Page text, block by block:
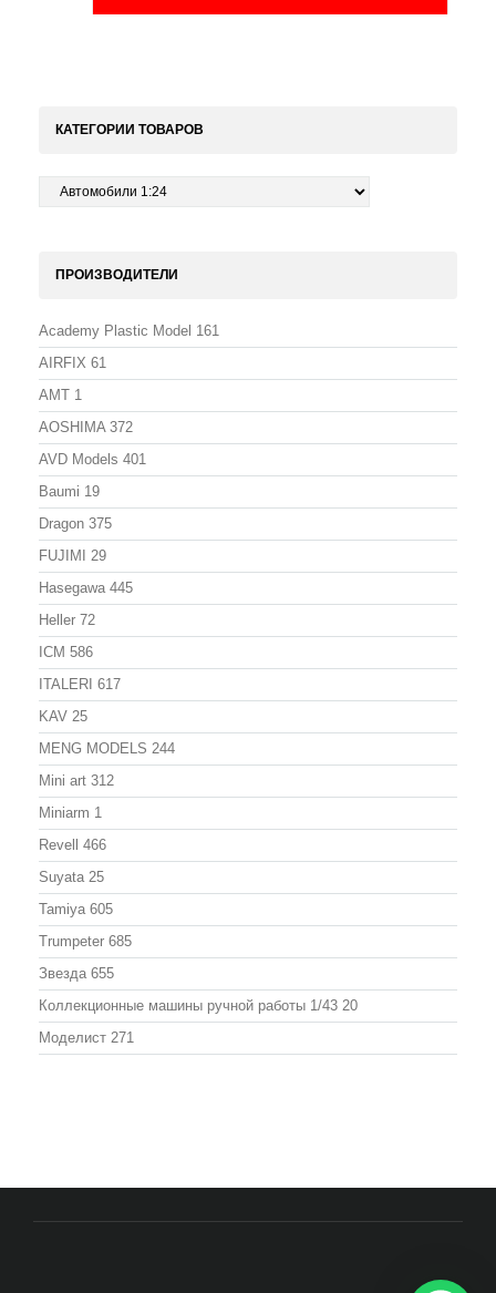
КАТЕГОРИИ ТОВАРОВ
ПРОИЗВОДИТЕЛИ
Academy Plastic Model 161
AIRFIX 61
AMT 1
AOSHIMA 372
AVD Models 401
Baumi 19
Dragon 375
FUJIMI 29
Hasegawa 445
Heller 72
ICM 586
ITALERI 617
KAV 25
MENG MODELS 244
Mini art 312
Miniarm 1
Revell 466
Suyata 25
Tamiya 605
Trumpeter 685
Звезда 655
Коллекционные машины ручной работы 1/43 20
Моделист 271